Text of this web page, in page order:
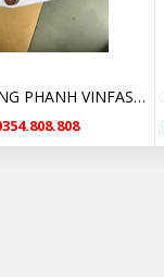
CỤM GÔNG PHANH VINFAST FADIL13591421 GIÁ TỐT